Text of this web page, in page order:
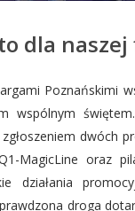
dla
Poznańskimi
wspólnym
dwóch
MagicLine oraz
działania
droga